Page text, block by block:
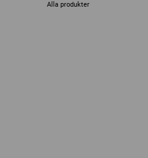
Alla produkter